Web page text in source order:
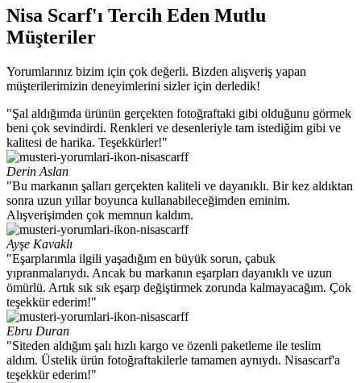
Nisa Scarf'ı Tercih Eden Mutlu
Müşteriler
Yorumlarınız bizim için çok değerli. Bizden alışveriş yapan
müşterilerimizin deneyimlerini sizler için derledik!
"Şal aldığımda ürünün gerçekten fotoğraftaki gibi olduğunu görmek
beni çok sevindirdi. Renkleri ve desenleriyle tam istediğim gibi ve
kalitesi de harika. Teşekkürler!"
Derin Aslan
"Bu markanın şalları gerçekten kaliteli ve dayanıklı. Bir kez aldıktan
sonra uzun yıllar boyunca kullanabileceğimden eminim.
Alışverişimden çok memnun kaldım.
Ayşe Kavaklı
"Eşarplarımla ilgili yaşadığım en büyük sorun, çabuk
yıpranmalarıydı. Ancak bu markanın eşarpları dayanıklı ve uzun
ömürlü. Artık sık sık eşarp değiştirmek zorunda kalmayacağım. Çok
teşekkür ederim!"
Ebru Duran
"Siteden aldığım şalı hızlı kargo ve özenli paketleme ile teslim
aldım. Üstelik ürün fotoğraftakilerle tamamen aynıydı. Nisascarf'a
teşekkür ederim!"